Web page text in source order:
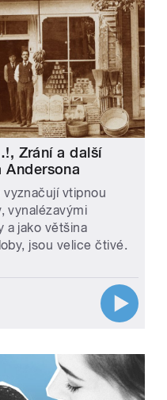
Zrání a další
Andersona
vtipnou
vynalézavými
a jako většina
jsou velice čtivé.